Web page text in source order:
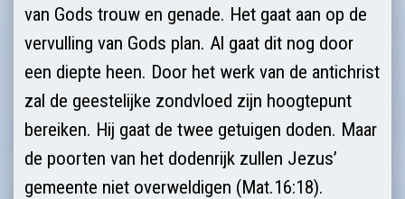
van Gods trouw en genade. Het gaat aan op de
vervulling van Gods plan. Al gaat dit nog door
een diepte heen. Door het werk van de antichrist
zal de geestelijke zondvloed zijn hoogtepunt
bereiken. Hij gaat de twee getuigen doden. Maar
de poorten van het dodenrijk zullen Jezus’
gemeente niet overweldigen (Mat.16:18).